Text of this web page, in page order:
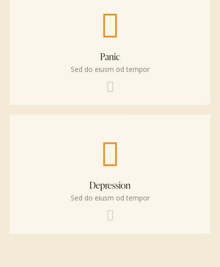
Panic
Sed do eiusm od tempor
Depression
Sed do eiusm od tempor